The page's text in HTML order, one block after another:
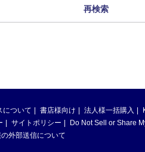
再検索
について 書店様向け 法人様一括購入
サイトポリシー
Do Not Sell or Share
外部送信について